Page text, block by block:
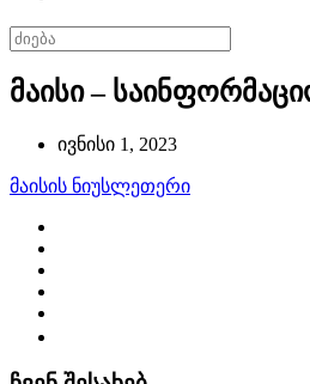
მაისი –
ივნისი 1, 2023
მაისის ნიუსლეთერი